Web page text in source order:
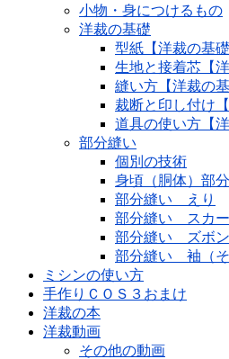
小物・身につけるもの
洋裁の基礎
型紙【洋裁の基礎
生地と接着芯【
縫い方【洋裁の基
裁断と印し付け
道具の使い方【
部分縫い
個別の技術
身頃（胴体）部分
部分縫い えり
部分縫い スカー
部分縫い ズボン
部分縫い 袖（そ
ミシンの使い方
手作りＣＯＳ３おまけ
洋裁の本
洋裁動画
その他の動画